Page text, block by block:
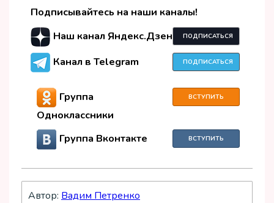
Подписывайтесь на наши каналы!
Наш канал Яндекс.Дзен
ПОДПИСАТЬСЯ
Канал в Telegram ПОДПИСАТЬСЯ
Группа
Одноклассники
ВСТУПИТЬ
Группа Вконтакте ВСТУПИТЬ
Автор: Вадим Петренко